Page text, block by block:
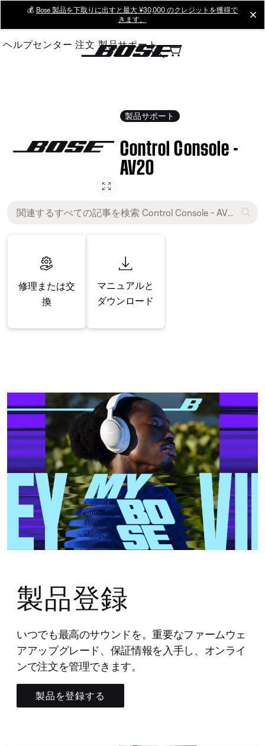
Main
💰 Bose 製品を下取りに出すと最大 ¥30,000 のクレジットを獲得で
きます。
ヘルプセンター 注文 製品サポート
製品サポート
Control Console -
AV20
修理または交
換
マニュアルと
ダウンロード
製品登録
いつでも最高のサウンドを。重要なファームウェ
アアップグレード、保証情報を入手し、オンライ
ンで注文を管理できます。
製品を登録する